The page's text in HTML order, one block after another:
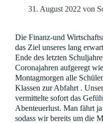
31. August 2022 von
Die Finanz-und
das Ziel unseres lang
Ende des letzten
Coronajahren aufgeregt
Montagmorgen alle
Klassen zur Abfahrt .
vermittelte sofort das
Abenteuerlust. Man fährt
sodass wir bereits um die